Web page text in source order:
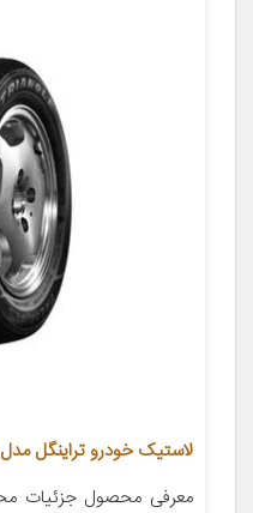
لاستیک خودرو تراینگل مدل TR928 سایز 205/55R16